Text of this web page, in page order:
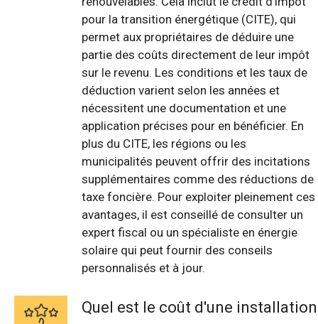
pour la transition énergétique (CITE), qui
permet aux propriétaires de déduire une
partie des coûts directement de leur impôt
sur le revenu. Les conditions et les taux de
déduction varient selon les années et
nécessitent une documentation et une
application précises pour en bénéficier. En
plus du CITE, les régions ou les
municipalités peuvent offrir des incitations
supplémentaires comme des réductions de
taxe foncière. Pour exploiter pleinement ces
avantages, il est conseillé de consulter un
expert fiscal ou un spécialiste en énergie
solaire qui peut fournir des conseils
personnalisés et à jour.
Quel est le coût d'une installation